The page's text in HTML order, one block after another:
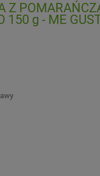
Z
150 g - ME